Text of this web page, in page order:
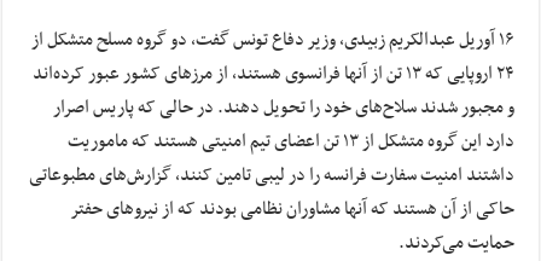
۱۶ آوریل عبدالکریم زبیدی، وزیر دفاع تونس گفت، دو گروه مسلح متشکل از
۲۴ اروپایی که ۱۳ تن از آنها فرانسوی هستند، از مرزهای کشور عبور کرده‌اند
و مجبور شدند سلاح‌های خود را تحویل دهند. در حالی که پاریس اصرار
دارد این گروه متشکل از ۱۳ تن اعضای تیم امنیتی هستند که ماموریت
داشتند امنیت سفارت فرانسه را در لیبی تامین کنند، گزارش‌های مطبوعاتی
حاکی از آن هستند که آنها مشاوران نظامی بودند که از نیروهای حفتر
حمایت می‌کردند.